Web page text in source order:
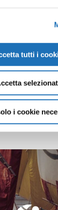
tutti i
i cookie
Privacy